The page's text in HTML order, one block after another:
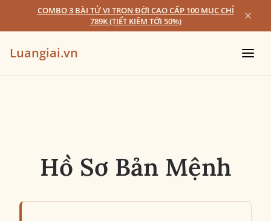
COMBO 3 BÀI TỬ VI TRỌN ĐỜI CAO CẤP 100 MỤC CHỈ
789K (TIẾT KIỆM TỚI 50%)
Luangiai.vn
Hồ Sơ Bản Mệnh